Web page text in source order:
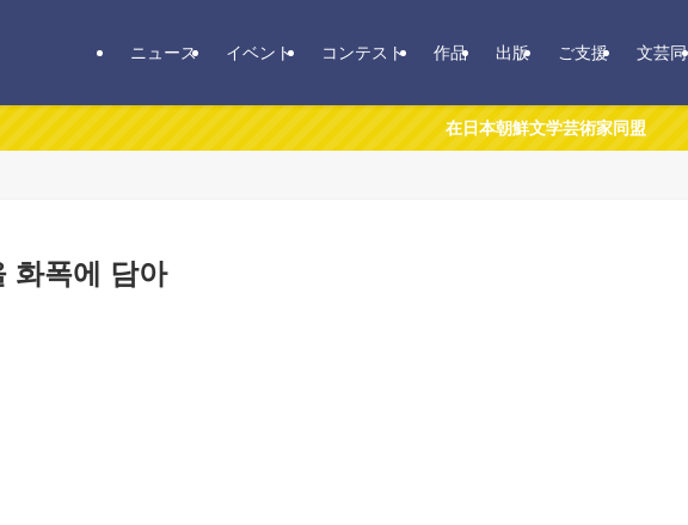
ニュース イベント コンテスト 作品 出版 ご支援 文芸同
在日本朝鮮文学芸術家同盟
화폭에 담아